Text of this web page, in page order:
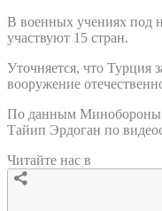
В военных учениях под
участвуют 15 стран.
Уточняется, что Турция
вооружение
По данным Минобороны
Тайип Эрдоган по
Читайте нас в